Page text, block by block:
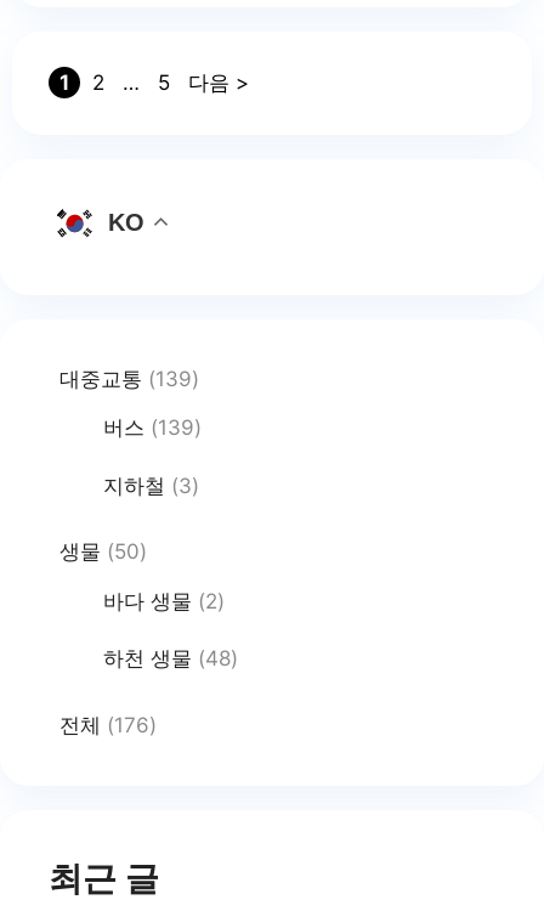
딧불이의
Page
1 Page
2 … Page
5 다음 >
KO
대중교통 (139)
버스 (139)
지하철 (3)
생물 (50)
바다 생물 (2)
하천 생물 (48)
전체 (176)
최근 글